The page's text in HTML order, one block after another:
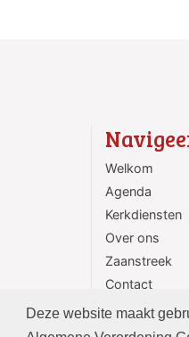
Deze website maakt
Welkom
Agenda
Kerkdiensten
Over ons
Zaanstreek
Contact
ANBI